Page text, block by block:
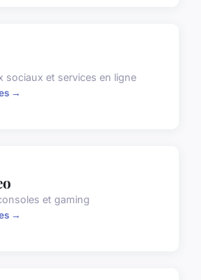
sociaux et services en ligne
→
et gaming
→